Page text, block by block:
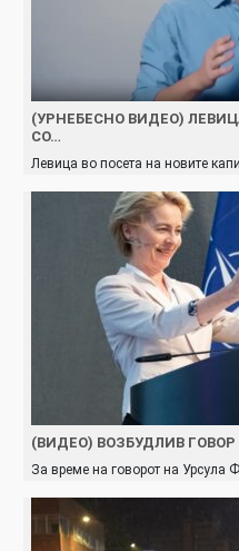
(УРНЕБЕСНО ВИДЕО)
СО…
Левица во посета на новите
(ВИДЕО) ВОЗБУДЛИВ ГОВОР
За време на говорот на Урсула